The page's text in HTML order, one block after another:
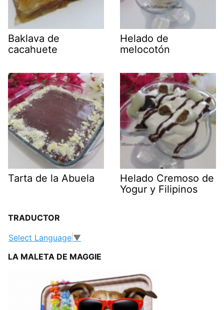
Baklava de
cacahuete
Helado de
melocotón
Tarta de la Abuela
Helado Cremoso de
Yogur y Filipinos
TRADUCTOR
Select Language ▼
LA MALETA DE MAGGIE